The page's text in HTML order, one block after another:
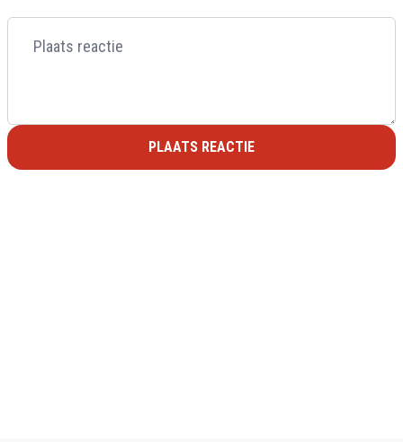
PLAATS REACTIE